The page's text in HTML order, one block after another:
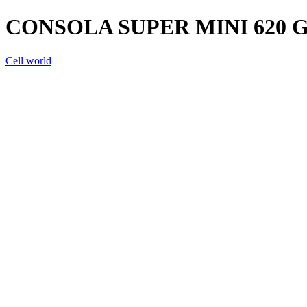
CONSOLA SUPER MINI 620
Cell world